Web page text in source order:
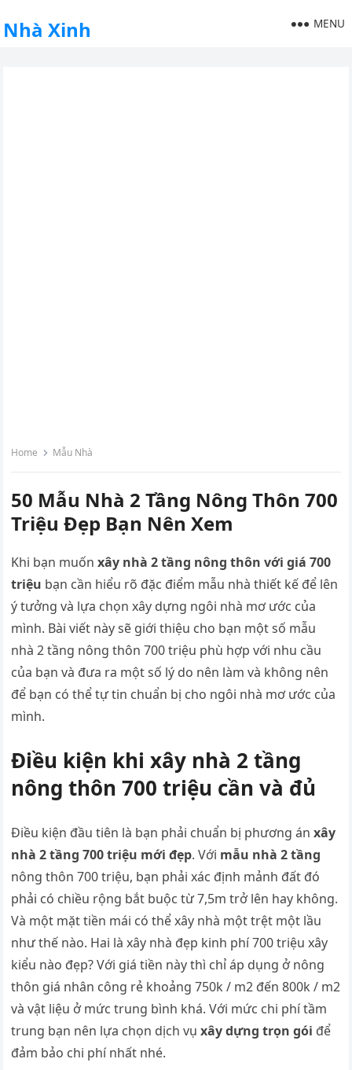
Nhà Xinh MENU
Home Mẫu Nhà
50 Mẫu Nhà 2 Tầng Nông Thôn 700
Triệu Đẹp Bạn Nên Xem
Khi bạn muốnxây nhà 2 tầng nông thôn với giá 700
triệu bạn cần hiểu rõ đặc điểm mẫu nhà thiết kế để lên
ý tưởng và lựa chọn xây dựng ngôi nhà mơ ước của
mình. Bài viết này sẽ giới thiệu cho bạn một số mẫu
nhà 2 tầng nông thôn 700 triệu phù hợp với nhu cầu
của bạn và đưa ra một số lý do nên làm và không nên
để bạn có thể tự tin chuẩn bị cho ngôi nhà mơ ước của
mình.
Điều kiện khi xây nhà 2 tầng
nông thôn 700 triệu cần và đủ
Điều kiện đầu tiên là bạn phải chuẩn bị phương ánxây
nhà 2 tầng 700 triệu mới đẹp. Với mẫu nhà 2 tầng
nông thôn 700 triệu, bạn phải xác định mảnh đất đó
phải có chiều rộng bắt buộc từ 7,5m trở lên hay không.
Và một mặt tiền mái có thể xây nhà một trệt một lầu
như thế nào. Hai là xây nhà đẹp kinh phí 700 triệu xây
kiểu nào đẹp? Với giá tiền này thì chỉ áp dụng ở nông
thôn giá nhân công rẻ khoảng 750k / m2 đến 800k / m2
và vật liệu ở mức trung bình khá. Với mức chi phí tầm
trung bạn nên lựa chọn dịch vụxây dựng trọn gói để
đảm bảo chi phí nhất nhé.